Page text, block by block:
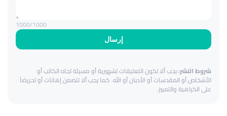
إرسال
1000/1000
شروط النشر:يجب ألا تكون التعليقات تشهيرية أو مسيئة تجاه الكاتب أو
الأشخاص أو المقدسات أو الأديان أو الله. كما يجب ألا تتضمن إهانات أو تحريضاً
على الكراهية والتمييز.